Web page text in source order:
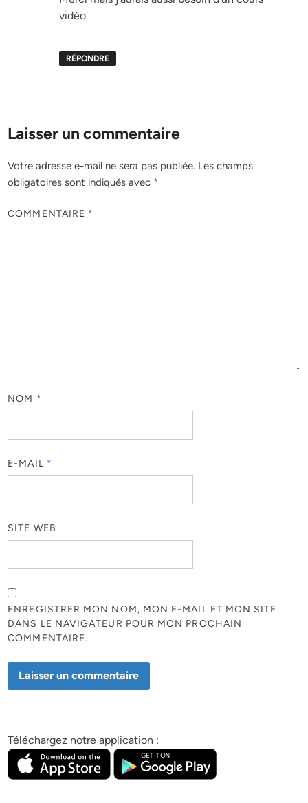
vidéo
RÉPONDRE
Laisser un commentaire
Votre adresse e-mail ne sera pas publiée. Les champs
obligatoires sont indiqués avec *
COMMENTAIRE *
NOM *
E-MAIL *
SITE WEB
ENREGISTRER MON NOM, MON E-MAIL ET MON SITE
DANS LE NAVIGATEUR POUR MON PROCHAIN
COMMENTAIRE.
Téléchargez notre application :